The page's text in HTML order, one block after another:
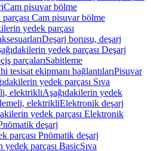
Cam pisuvar bölme
Cam pisuvar bölme
yedek parçası
Deşarj borusu, deşarj
yedek parçası Deşarj
parçalarıSabitleme
tesisat ekipmanı bağlantılarıPisuvar
yedek parçası Sıva
elektrikliAşağıdakilerin yedek
elektrikliElektronik deşarj
yedek parçası Elektronik
deşarj
parçası Pnömatik deşarj
yedek parçası BasicSıva